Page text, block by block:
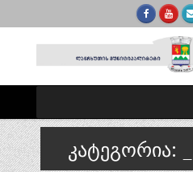
კატეგორია: